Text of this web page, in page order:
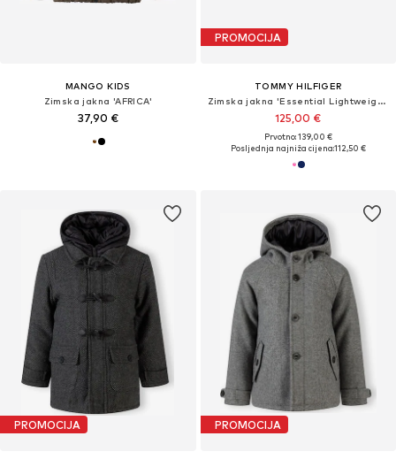
MANGO KIDS
Zimska jakna 'AFRICA'
37,90 €
PROMOCIJA
TOMMY HILFIGER
Zimska jakna 'Essential Lightweight Down'
125,00 €
Prvotno: 139,00 €
Posljednja najniža cijena:112,50 €
PROMOCIJA PROMOCIJA